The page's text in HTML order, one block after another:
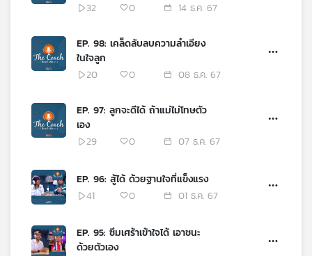
แผนที่
32
0 14 ธ.ค. 67
EP. 98: เคล็ดลับลบความลำเอียง
ในใจลูก
20
0 08 ธ.ค. 67
EP. 97: ลูกจะดีได้ ถ้าแม่ไม่โทษตัว
เอง
29
0 07 ธ.ค. 67
EP. 96: สู้ได้ ด้วยฐานใจที่แข็งแรง
41
0 01 ธ.ค. 67
EP. 95: ซึมเศร้าเข้าใจได้ เอาชนะ
ด้วยตัวเอง